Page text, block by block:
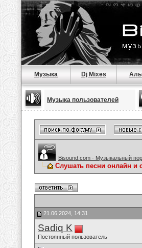
Музыка Dj Mixes
Музыка пользователей
Bisound.com - Музыкальный
Слушать песни онлайн и
21.06.2024, 14:31
Sadiq K
Постоянный пользователь